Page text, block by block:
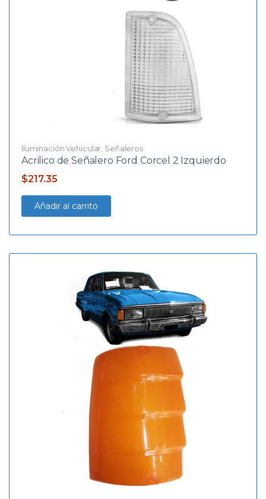
Iluminación Vehicular Señaleros
Acrilico de Señalero Ford Corcel 2 Izquierdo
$217.35
Añadir al carrito